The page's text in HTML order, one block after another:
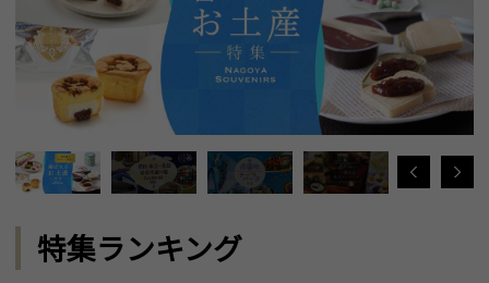
特集ランキング